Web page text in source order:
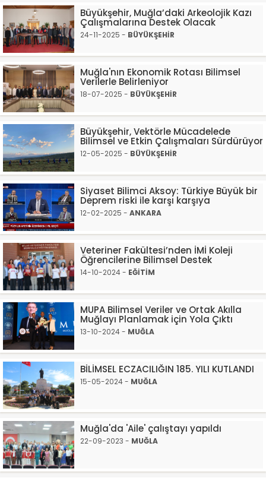
Büyükşehir, Muğla’daki Arkeolojik Kazı
Çalışmalarına Destek Olacak
24-11-2025 - BÜYÜKŞEHİR
Muğla'nın Ekonomik Rotası Bilimsel
Verilerle Belirleniyor
18-07-2025 - BÜYÜKŞEHİR
Büyükşehir, Vektörle Mücadelede
Bilimsel ve Etkin Çalışmaları Sürdürüyor
12-05-2025 - BÜYÜKŞEHİR
Siyaset Bilimci Aksoy: Türkiye Büyük bir
Deprem riski ile karşı karşıya
12-02-2025 - ANKARA
Veteriner Fakültesi’nden İMİ Koleji
Öğrencilerine Bilimsel Destek
14-10-2024 - EĞİTİM
MUPA Bilimsel Veriler ve Ortak Akılla
Muğlayı Planlamak için Yola Çıktı
13-10-2024 - MUĞLA
BİLİMSEL ECZACILIĞIN 185. YILI KUTLANDI
15-05-2024 - MUĞLA
Muğla'da 'Aile' çalıştayı yapıldı
22-09-2023 - MUĞLA